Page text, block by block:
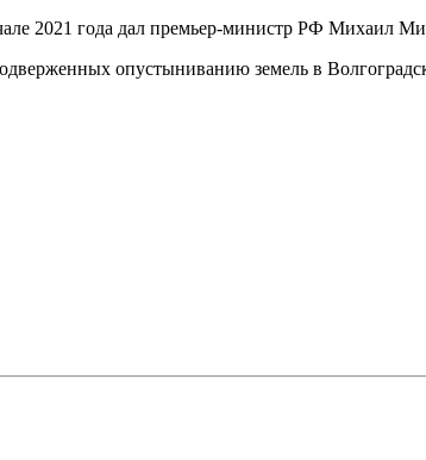
2021 года дал премьер-министр РФ Михаил
опустыниванию земель в